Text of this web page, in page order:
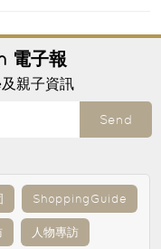
電子報
親子資訊
Send
ShoppingGuide
人物專訪